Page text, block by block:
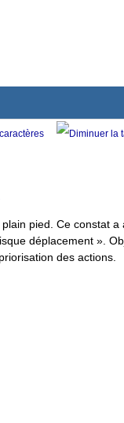
pied. Ce constat a
déplacement ».
des actions.